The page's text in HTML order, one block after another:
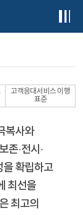
고객응대서비스 이행
표준
복사와
존·전시·
을 확립하고
최선을
최고의